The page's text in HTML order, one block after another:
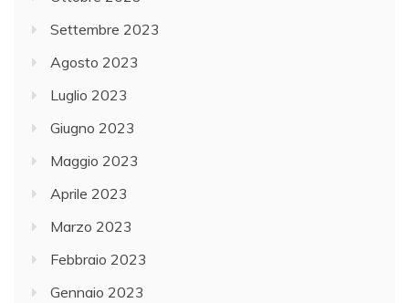
Settembre 2023
Agosto 2023
Luglio 2023
Giugno 2023
Maggio 2023
Aprile 2023
Marzo 2023
Febbraio 2023
Gennaio 2023